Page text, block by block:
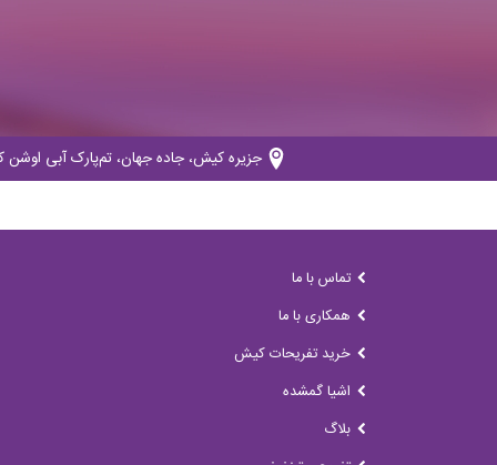
جزیره کیش، جاده جهان، تم‌پارک آبی اوشن کد پستی:
تماس با ما
همکاری با ما
خرید تفریحات کیش
اشیا گمشده
بلاگ